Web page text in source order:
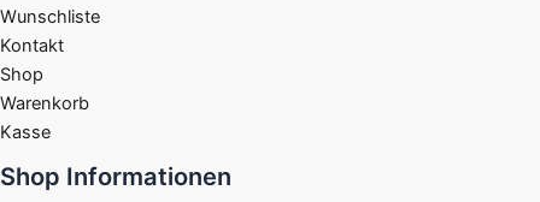
Wunschliste
Kontakt
Shop
Warenkorb
Kasse
Shop Informationen